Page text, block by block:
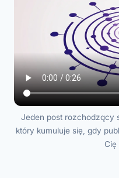
Jeden post rozchodzący
który kumuluje się, gdy
Cię